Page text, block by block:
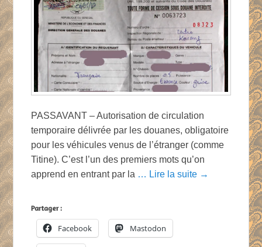
PASSAVANT – Autorisation de circulation
temporaire délivrée par les douanes, obligatoire
pour les véhicules venus de l’étranger (comme
Titine). C’est l’un des premiers mots qu’on
apprend en entrant par la … Lire la suite →
Partager :
Facebook Mastodon